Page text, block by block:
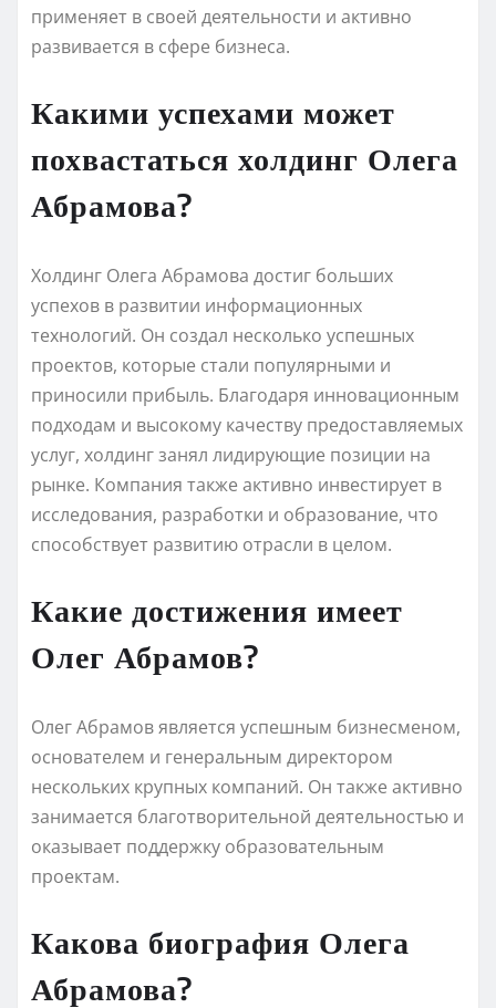
применяет в своей деятельности и активно
развивается в сфере бизнеса.
Какими успехами может
похвастаться холдинг Олега
Абрамова?
Холдинг Олега Абрамова достиг больших
успехов в развитии информационных
технологий. Он создал несколько успешных
проектов, которые стали популярными и
приносили прибыль. Благодаря инновационным
подходам и высокому качеству предоставляемых
услуг, холдинг занял лидирующие позиции на
рынке. Компания также активно инвестирует в
исследования, разработки и образование, что
способствует развитию отрасли в целом.
Какие достижения имеет
Олег Абрамов?
Олег Абрамов является успешным бизнесменом,
основателем и генеральным директором
нескольких крупных компаний. Он также активно
занимается благотворительной деятельностью и
оказывает поддержку образовательным
проектам.
Какова биография Олега
Абрамова?